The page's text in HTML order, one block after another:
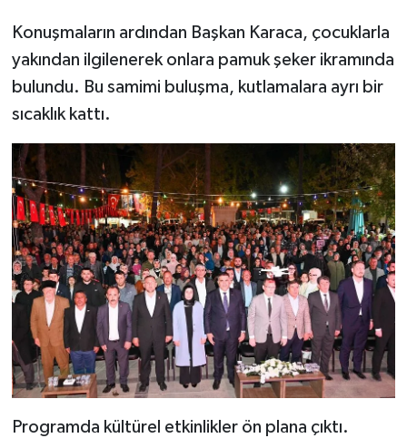
Konuşmaların ardından Başkan Karaca, çocuklarla
yakından ilgilenerek onlara pamuk şeker ikramında
bulundu. Bu samimi buluşma, kutlamalara ayrı bir
sıcaklık kattı.
Programda kültürel etkinlikler ön plana çıktı.